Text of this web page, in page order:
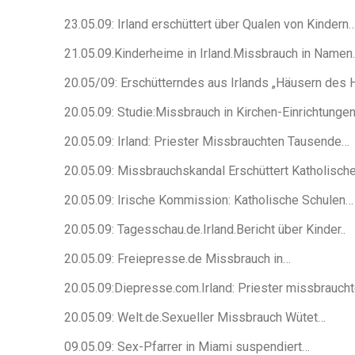
23.05.09: Irland erschüttert über Qualen von Kindern…
21.05.09.Kinderheime in Irland.Missbrauch in
20.05/09: Erschütterndes aus Irlands „Häusern des
20.05.09: Studie:Missbrauch in Kirchen-
20.05.09: Irland: Priester Missbrauchten Tausende…
20.05.09: Missbrauchskandal Erschüttert
20.05.09: Irische Kommission: Katholische Schulen…
20.05.09: Tagesschau.de.Irland.Bericht über Kinder..
20.05.09: Freiepresse.de Missbrauch in…
20.05.09:Diepresse.com.Irland: Priester
20.05.09: Welt.de.Sexueller Missbrauch Wütet…
09.05.09: Sex-Pfarrer in Miami suspendiert…